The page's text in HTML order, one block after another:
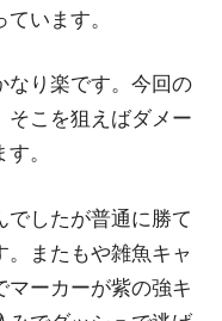
います。
なり楽です。今回の
そこを狙えばダメー
。
でしたが普通に勝て
。またもや雑魚キャ
マーカーが紫の強キ